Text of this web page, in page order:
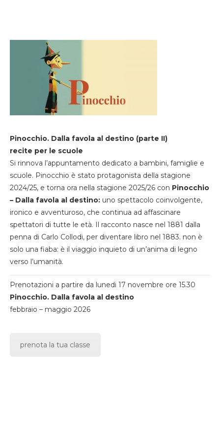
Pinocchio. Dalla favola al destino (parte II)
recite per le scuole
Si rinnova l’appuntamento dedicato a bambini, famiglie e
scuole. Pinocchio è stato protagonista della stagione
2024/25, e torna ora nella stagione 2025/26 con Pinocchio
– Dalla favola al destino: uno spettacolo coinvolgente,
ironico e avventuroso, che continua ad affascinare
spettatori di tutte le età. Il racconto nasce nel 1881 dalla
penna di Carlo Collodi, per diventare libro nel 1883. non è
solo una fiaba: è il viaggio inquieto di un’anima di legno
verso l’umanità.
Prenotazioni a partire da lunedi 17 novembre ore 15.30
Pinocchio. Dalla favola al destino
febbraio – maggio 2026
prenota la tua classe